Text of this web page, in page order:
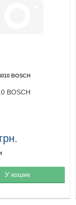
корзине
BOSCH
BOSCH
У кошик